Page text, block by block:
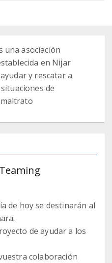
una asociación
en Nijar
y rescatar a
de
de hoy se destinarán al
de ayudar a los
colaboración